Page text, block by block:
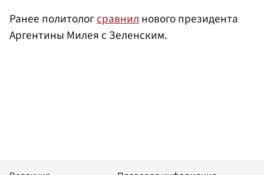
Ранее политологсравнилнового президента
Аргентины Милея с Зеленским.